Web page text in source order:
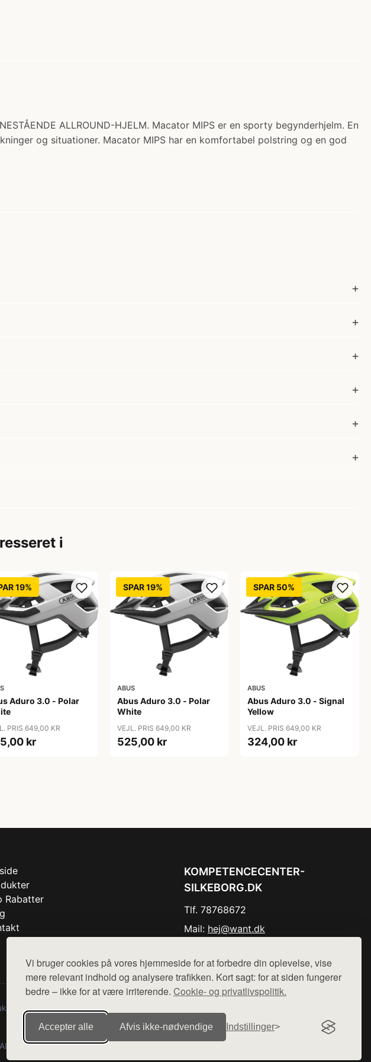
Vi bruger cookies på vores hjemmeside for at forbedre din oplevelse, vise
mere relevant indhold og analysere trafikken. Kort sagt: for at siden fungerer
bedre – ikke for at være irriterende. Cookie- og privatlivspolitik.
Accepter alle Afvis ikke‑nødvendige Indstillinger
ALLROUND-HJELM. Macator MIPS er en sporty begynderhjelm. En
og situationer. Macator MIPS har en komfortabel polstring og en god
i
19%
Aduro 3.0 - Polar
PRIS 649,00 KR
kr
SPAR 19%
ABUS
Abus Aduro 3.0 - Polar
White
VEJL. PRIS 649,00 KR
525,00 kr
SPAR 50%
ABUS
Abus Aduro 3.0 - Signal
Yellow
VEJL. PRIS 649,00 KR
324,00 kr
Rabatter
KOMPETENCECENTER-
SILKEBORG.DK
Tlf. 78768672
Mail: hej@want.dk
fra diverse webshops. Der sælges ikke varer fra denne side - vi henviser til de shops,
rettigheder forbeholdes.